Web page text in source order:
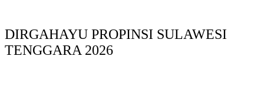
DIRGAHAYU PROPINSI SULAWESI
TENGGARA 2026